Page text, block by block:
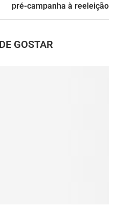
pré-campanha à reeleição
GOSTAR